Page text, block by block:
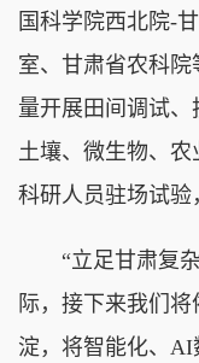
国科学院西北院-
室、甘肃省农科
量开展田间调试
土壤、微生物、
科研人员驻场试验
“立足甘肃复杂
际，接下来我们
淀，将智能化、